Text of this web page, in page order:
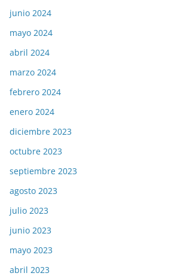
junio 2024
mayo 2024
abril 2024
marzo 2024
febrero 2024
enero 2024
diciembre 2023
octubre 2023
septiembre 2023
agosto 2023
julio 2023
junio 2023
mayo 2023
abril 2023